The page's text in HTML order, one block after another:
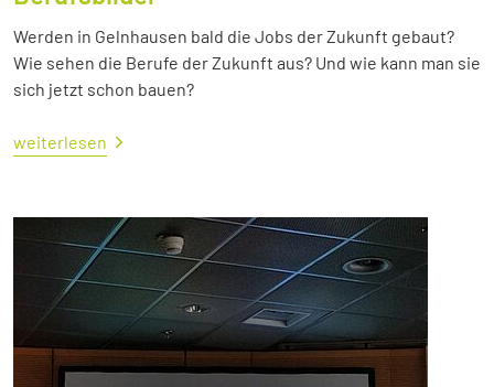
Werden in Gelnhausen bald die Jobs der Zukunft gebaut?
Wie sehen die Berufe der Zukunft aus? Und wie kann man sie
sich jetzt schon bauen?
weiterlesen